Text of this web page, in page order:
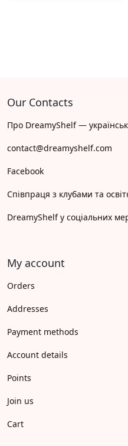
Our Contacts
Про DreamyShelf —
contact@dreamyshelf.com
Facebook
Співпраця з клубами та
DreamyShelf у соціальних
My account
Orders
Addresses
Payment methods
Account details
Points
Join us
Cart